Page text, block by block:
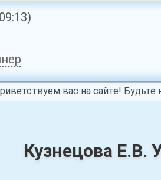
вас на сайте! Будьте
Кузнецова Е.В.